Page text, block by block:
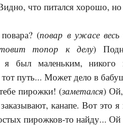
что питался хорошо,
(повар в ужасе
топор к делу)
был маленьким, никого
путь... Может дело в
пирожки! (заметался)
канапе. Вот это
пирожков-то найду... Ой